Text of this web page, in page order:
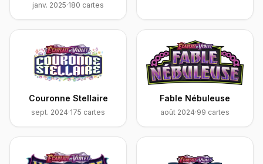
janv. 2025·180 cartes
Couronne Stellaire
sept. 2024·175 cartes
Fable Nébuleuse
août 2024·99 cartes